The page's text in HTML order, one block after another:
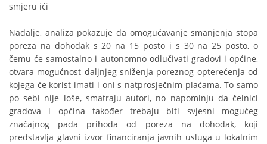
smjeru ići
Nadalje, analiza pokazuje da omogućavanje smanjenja stopa
poreza na dohodak s 20 na 15 posto i s 30 na 25 posto, o
čemu će samostalno i autonomno odlučivati gradovi i općine,
otvara mogućnost daljnjeg sniženja poreznog opterećenja od
kojega će korist imati i oni s natprosječnim plaćama. To samo
po sebi nije loše, smatraju autori, no napominju da čelnici
gradova i općina također trebaju biti svjesni mogućeg
značajnog pada prihoda od poreza na dohodak, koji
predstavlja glavni izvor financiranja javnih usluga u lokalnim